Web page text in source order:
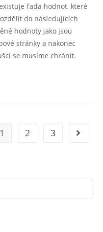
řada hodnot, které
do následujících
hodnoty jako jsou
stránky a nakonec
se musíme chránit.
1 2 3